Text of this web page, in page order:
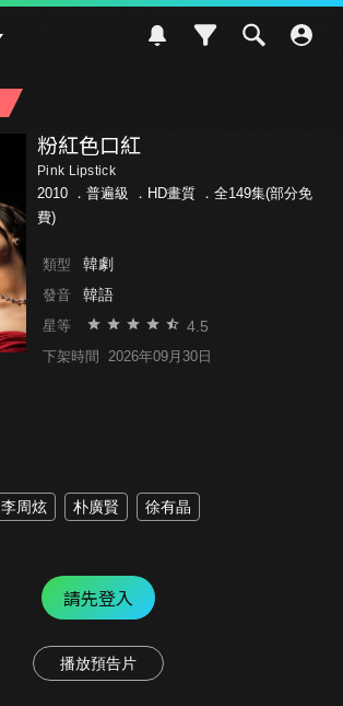
粉紅色口紅
Pink Lipstick
2010 ． 普遍級
．HD畫質 ．全149集(部分免
費)
類型 韓劇
發音 韓語
星等 4.5
下架時間 2026年09月30日
李周炫 朴廣賢 徐有晶
請先登入
播放預告片